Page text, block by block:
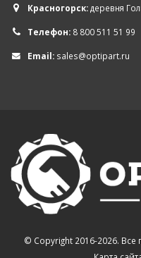
Красногорск:деревня
Телефон: 8 800 511 51 99
Email: sales@optipart.ru
© Copyright 2016-2026.